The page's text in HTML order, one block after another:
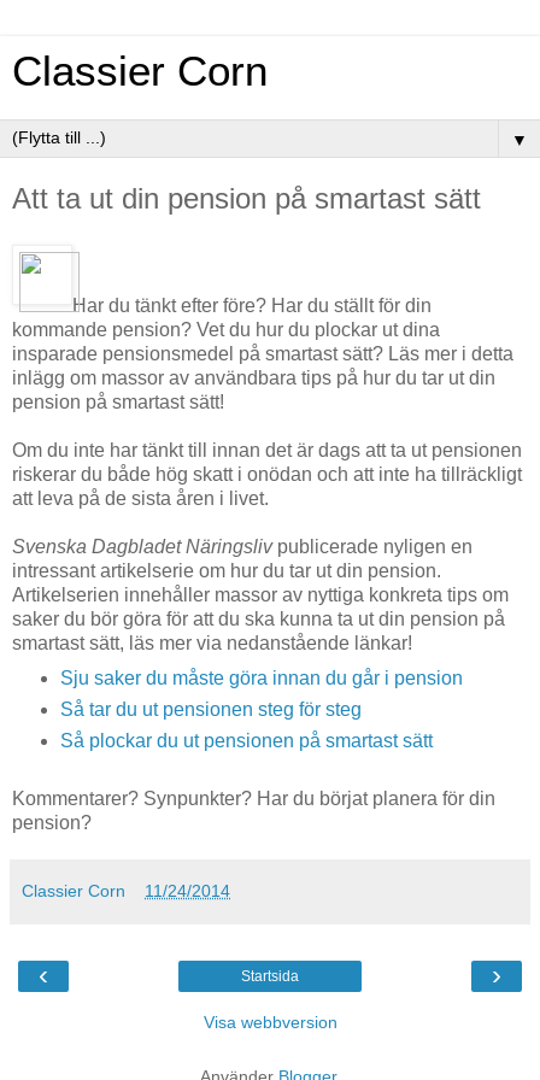
Classier Corn
▼
Att ta ut din pension på smartast sätt
Har du tänkt efter före? Har du ställt för din
kommande pension? Vet du hur du plockar ut dina
insparade pensionsmedel på smartast sätt? Läs mer i detta
inlägg om massor av användbara tips på hur du tar ut din
pension på smartast sätt!
Om du inte har tänkt till innan det är dags att ta ut pensionen
riskerar du både hög skatt i onödan och att inte ha tillräckligt
att leva på de sista åren i livet.
Svenska Dagbladet Näringslivpublicerade nyligen en
intressant artikelserie om hur du tar ut din pension.
Artikelserien innehåller massor av nyttiga konkreta tips om
saker du bör göra för att du ska kunna ta ut din pension på
smartast sätt, läs mer via nedanstående länkar!
Sju saker du måste göra innan du går i pension
Så tar du ut pensionen steg för steg
Så plockar du ut pensionen på smartast sätt
Kommentarer? Synpunkter? Har du börjat planera för din
pension?
Classier Corn 11/24/2014
‹ ›
Startsida
Visa webbversion